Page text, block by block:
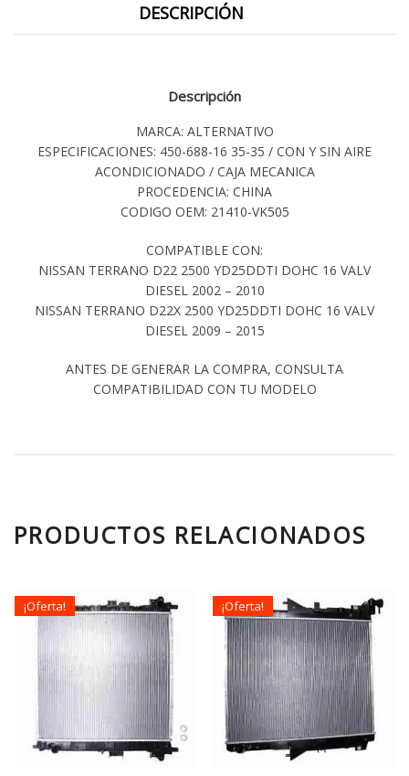
DESCRIPCIÓN
Descripción
MARCA: ALTERNATIVO
ESPECIFICACIONES: 450-688-16 35-35 / CON Y SIN AIRE
ACONDICIONADO / CAJA MECANICA
PROCEDENCIA: CHINA
CODIGO OEM: 21410-VK505
COMPATIBLE CON:
NISSAN TERRANO D22 2500 YD25DDTI DOHC 16 VALV
DIESEL 2002 – 2010
NISSAN TERRANO D22X 2500 YD25DDTI DOHC 16 VALV
DIESEL 2009 – 2015
ANTES DE GENERAR LA COMPRA, CONSULTA
COMPATIBILIDAD CON TU MODELO
PRODUCTOS RELACIONADOS
¡Oferta! ¡Oferta!